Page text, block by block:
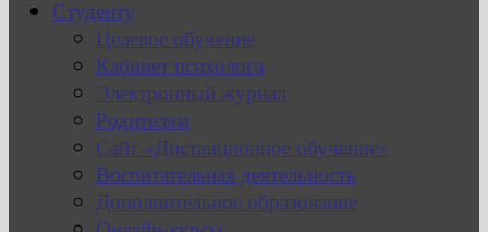
Студенту
Целевое обучение
Кабинет психолога
Электронный журнал
Родителям
Сайт «Дистанционное обучение»
Воспитательная деятельность
Дополнительное образование